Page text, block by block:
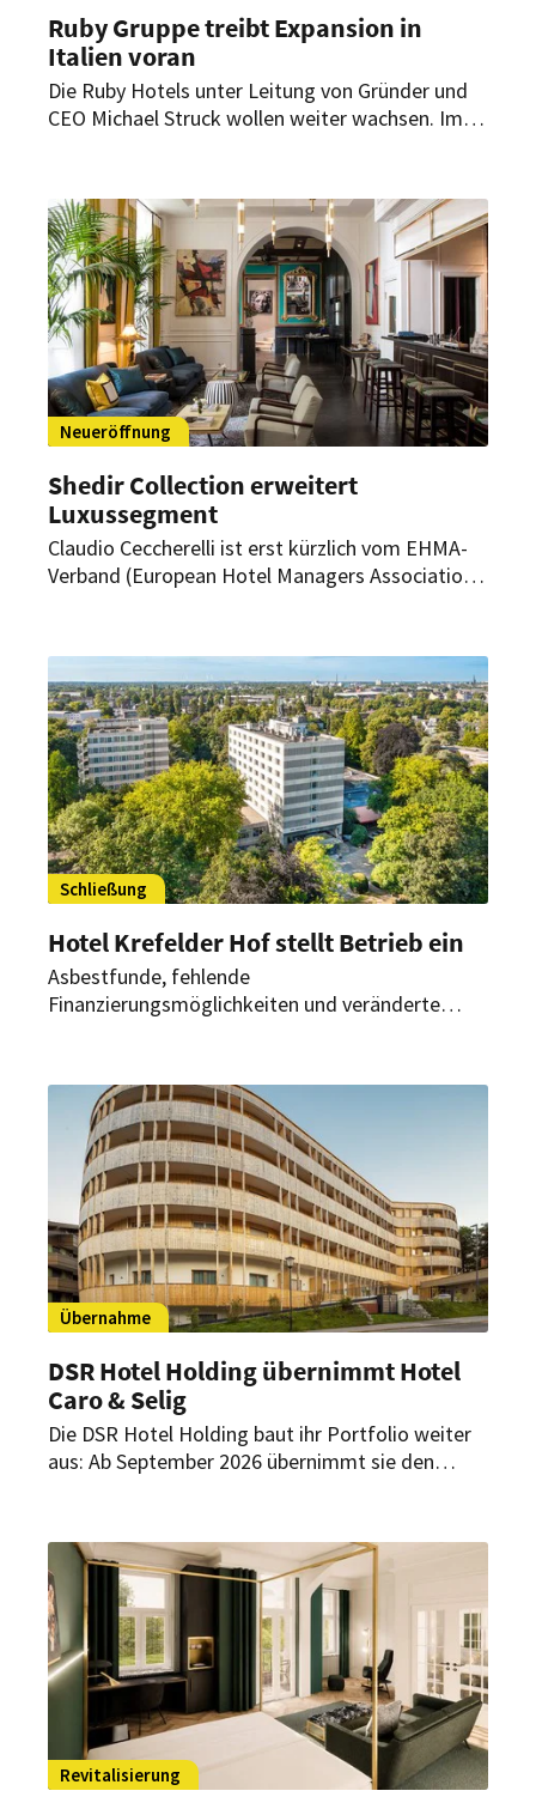
Ruby Gruppe treibt Expansion in
Italien voran
Die Ruby Hotels unter Leitung von Gründer und
CEO Michael Struck wollen weiter wachsen. Im
Haus in Italien eröffnen.
Neueröffnung
Shedir Collection erweitert
Luxussegment
Claudio Ceccherelli ist erst kürzlich vom EHMA-
Verband (European Hotel Managers Association)
Unternehmens den weiteren Expansionskurs der
Shedir Collection an.
Schließung
Hotel Krefelder Hof stellt Betrieb ein
Asbestfunde, fehlende
Finanzierungsmöglichkeiten und veränderte
schließt daher das Hotel Krefelder Hof. Ein
endgültiger Abschied soll es jedoch nicht sein.
Übernahme
DSR Hotel Holding übernimmt Hotel
Caro & Selig
Die DSR Hotel Holding baut ihr Portfolio weiter
aus: Ab September 2026 übernimmt sie den
geführt werden.
Revitalisierung